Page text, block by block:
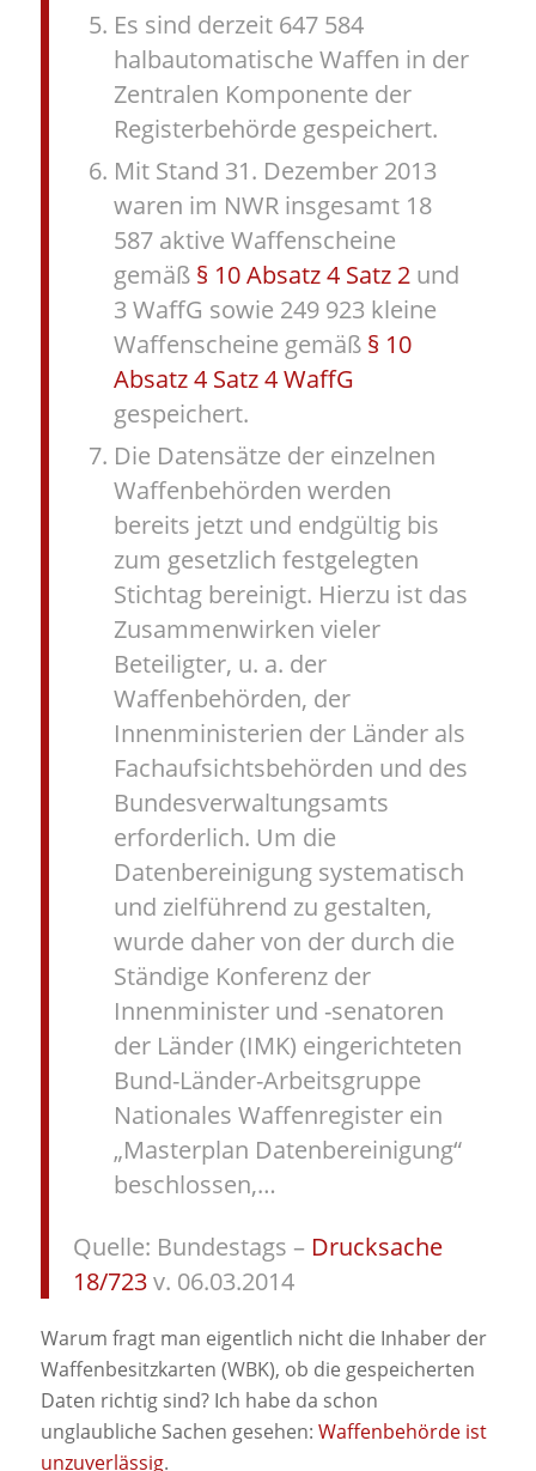
Es sind derzeit 647 584
halbautomatische Waffen in der
Zentralen Komponente der
Registerbehörde gespeichert.
Mit Stand 31. Dezember 2013
waren im NWR insgesamt 18
587 aktive Waffenscheine
gemäß § 10 Absatz 4 Satz 2 und
3 WaffG sowie 249 923 kleine
Waffenscheine gemäß § 10
Absatz 4 Satz 4 WaffG
gespeichert.
Die Datensätze der einzelnen
Waffenbehörden werden
bereits jetzt und endgültig bis
zum gesetzlich festgelegten
Stichtag bereinigt. Hierzu ist das
Zusammenwirken vieler
Beteiligter, u. a. der
Waffenbehörden, der
Innenministerien der Länder als
Fachaufsichtsbehörden und des
Bundesverwaltungsamts
erforderlich. Um die
Datenbereinigung systematisch
und zielführend zu gestalten,
wurde daher von der durch die
Ständige Konferenz der
Innenminister und -senatoren
der Länder (IMK) eingerichteten
Bund-Länder-Arbeitsgruppe
Nationales Waffenregister ein
„Masterplan Datenbereinigung“
beschlossen,…
Quelle: Bundestags – Drucksache
18/723v. 06.03.2014
Warum fragt man eigentlich nicht die Inhaber der
Waffenbesitzkarten (WBK), ob die gespeicherten
Daten richtig sind? Ich habe da schon
unglaubliche Sachen gesehen: Waffenbehörde ist
unzuverlässig.